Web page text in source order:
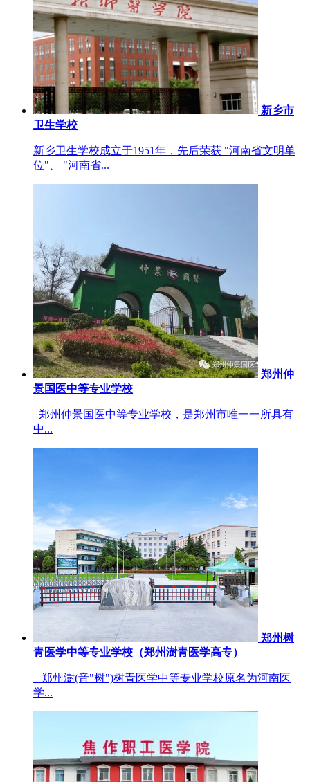
新乡市
卫生学校
新乡卫生学校成立于1951年，先后荣获 "河南省文明单
位"、 "河南省...
郑州仲
景国医中等专业学校
郑州仲景国医中等专业学校，是郑州市唯一一所具有
中...
郑州树
青医学中等专业学校（郑州澍青医学高专）
郑州澍(音"树")树青医学中等专业学校原名为河南医
学...